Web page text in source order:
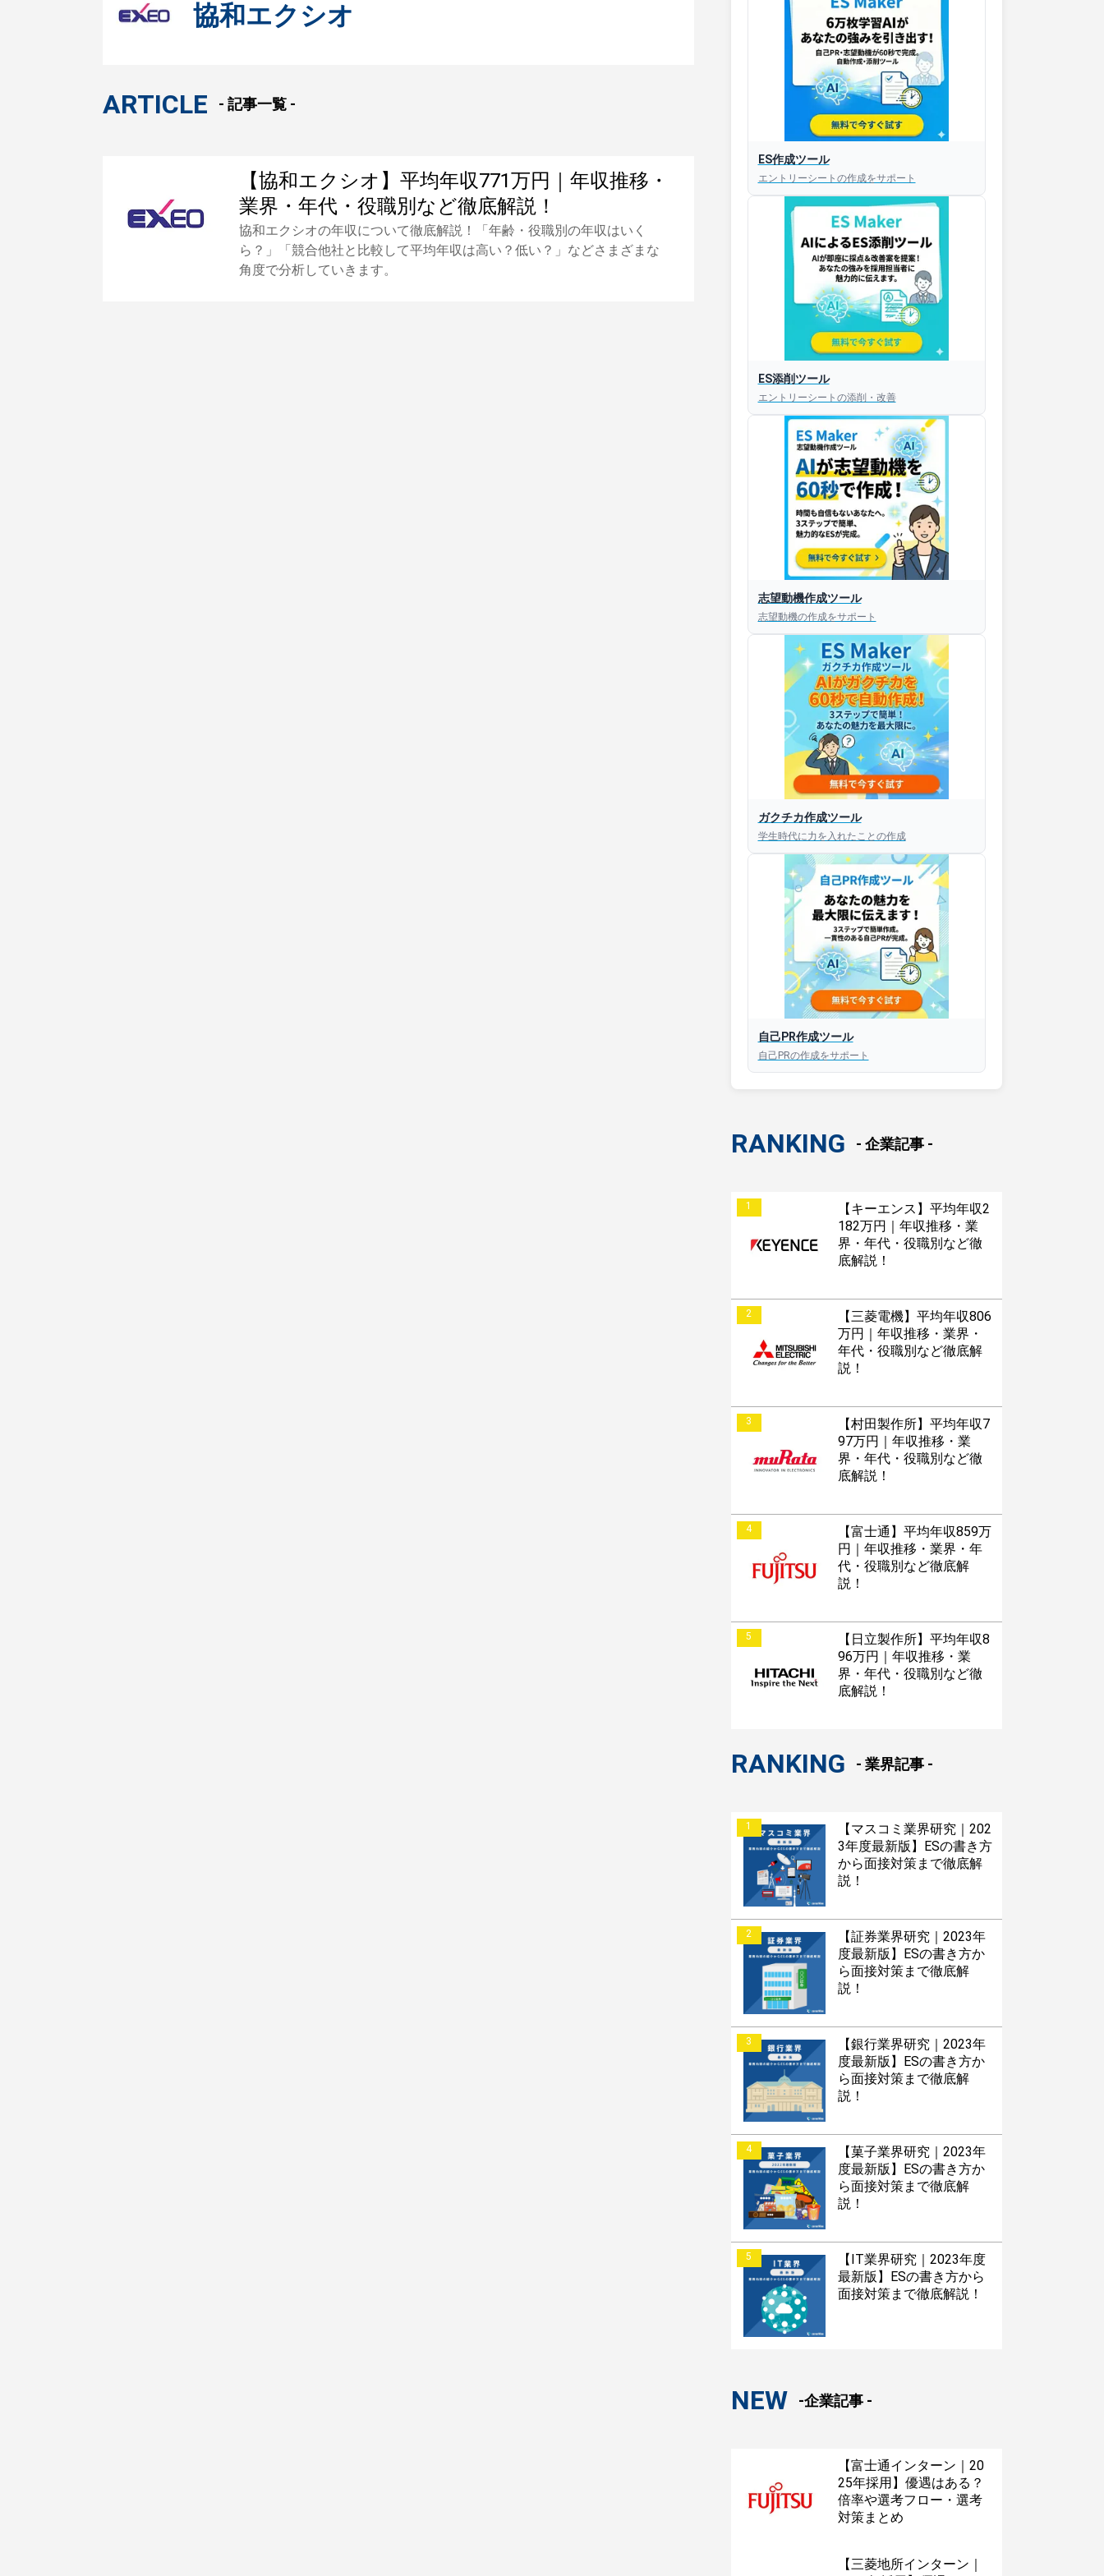
協和エクシオ
ARTICLE - 記事一覧 -
【協和エクシオ】平均年収771万円｜年収推移・
業界・年代・役職別など徹底解説！
協和エクシオの年収について徹底解説！「年齢・役職別の年収はいく
ら？」「競合他社と比較して平均年収は高い？低い？」などさまざまな
角度で分析していきます。
ES作成ツール
エントリーシートの作成をサポート
ES添削ツール
エントリーシートの添削・改善
志望動機作成ツール
志望動機の作成をサポート
ガクチカ作成ツール
学生時代に力を入れたことの作成
自己PR作成ツール
自己PRの作成をサポート
RANKING - 企業記事 -
1
【キーエンス】平均年収2
182万円｜年収推移・業
界・年代・役職別など徹
底解説！
2
【三菱電機】平均年収806
万円｜年収推移・業界・
年代・役職別など徹底解
説！
3
【村田製作所】平均年収7
97万円｜年収推移・業
界・年代・役職別など徹
底解説！
4
【富士通】平均年収859万
円｜年収推移・業界・年
代・役職別など徹底解
説！
5
【日立製作所】平均年収8
96万円｜年収推移・業
界・年代・役職別など徹
底解説！
RANKING - 業界記事 -
1
【マスコミ業界研究｜202
3年度最新版】ESの書き方
から面接対策まで徹底解
説！
2
【証券業界研究｜2023年
度最新版】ESの書き方か
ら面接対策まで徹底解
説！
3
【銀行業界研究｜2023年
度最新版】ESの書き方か
ら面接対策まで徹底解
説！
4
【菓子業界研究｜2023年
度最新版】ESの書き方か
ら面接対策まで徹底解
説！
5
【IT業界研究｜2023年度
最新版】ESの書き方から
面接対策まで徹底解説！
NEW -企業記事 -
【富士通インターン｜20
25年採用】優遇はある？
倍率や選考フロー・選考
対策まとめ
【三菱地所インターン｜